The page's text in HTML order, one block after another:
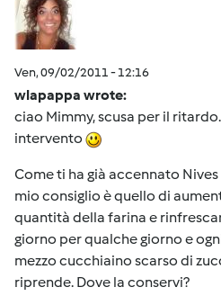
Ven, 09/02/2011 - 12:16
wlapappa wrote:
ciao Mimmy, scusa per il
intervento
Come ti ha già accennato
mio consiglio è quello di
quantità della farina e
giorno per qualche giorno e
mezzo cucchiaino scarso di
riprende. Dove la conservi?